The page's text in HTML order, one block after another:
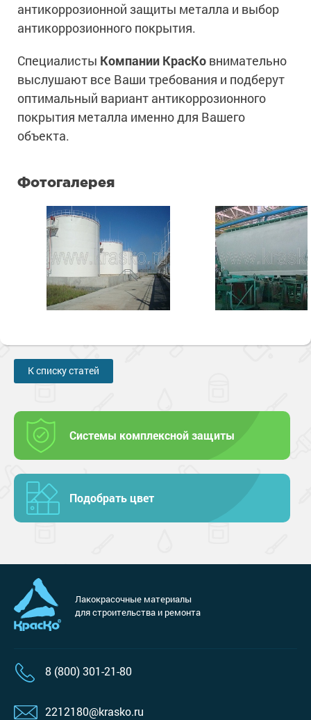
антикоррозионной защиты металла и выбор
антикоррозионного покрытия.
Специалисты Компании КрасКо внимательно
выслушают все Ваши требования и подберут
оптимальный вариант антикоррозионного
покрытия металла именно для Вашего
объекта.
Фотогалерея
К списку статей
Системы комплексной защиты
Подобрать цвет
Лакокрасочные материалы
для строительства и ремонта
8 (800) 301-21-80
2212180@krasko.ru